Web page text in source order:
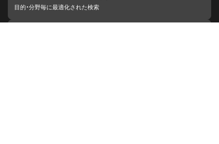
目的・分野毎に最適化された検索